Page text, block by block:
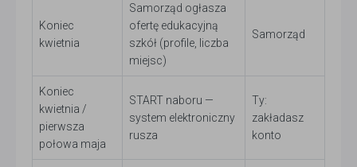
Koniec
kwietnia
Samorząd ogłasza
ofertę edukacyjną
szkół (profile, liczba
miejsc)
Samorząd
Koniec
kwietnia /
pierwsza
połowa maja
START naboru —
system elektroniczny
rusza
Ty:
zakładasz
konto